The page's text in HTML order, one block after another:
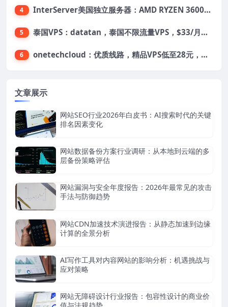
4 InterServer美国独立服务器：AMD RYZEN 3600X处理器，75美元/月，送40美元
5 泰国VPS：datatan，泰国不限流量VPS，$33/月，4G内存/3核/60gSSD
6 onetechcloud：优质线路，精品VPS低至28元，美国三网原生CN2 GIA（高防可选）、香港CN2、韩国CN2
文章展示
网站SEO行业2026年白皮书：AI搜索时代的关键
排名因素变化
网站数据备份方案行业调研：从本地到云端的多
层备份策略评估
网站漏洞与安全年度报告：2026年最常见的攻击
手法与防御趋势
网站CDN加速技术演进报告：从静态加速到边缘
计算的全景分析
AI写作工具对内容网站的影响分析：机遇挑战与
应对策略
网站无障碍设计行业报告：包容性设计的商业价